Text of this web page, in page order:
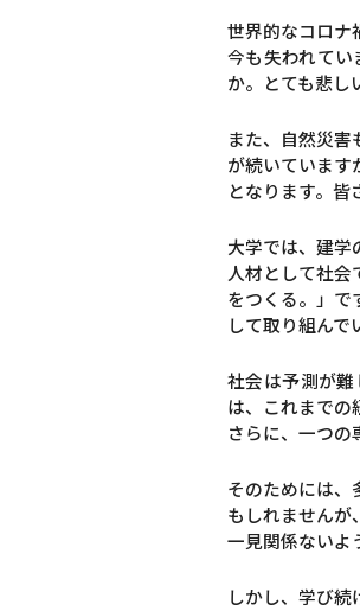
世界的なコロナ
今も失われて
か。とても悲し
また、自然災
が続いています
となります。皆
大学では、建学
人材として社
をつくる。」で
して取り組んで
社会は予測が
は、これまでの
さらに、一つの
そのためには、
もしれませんが
一見関係ないよ
しかし、学び